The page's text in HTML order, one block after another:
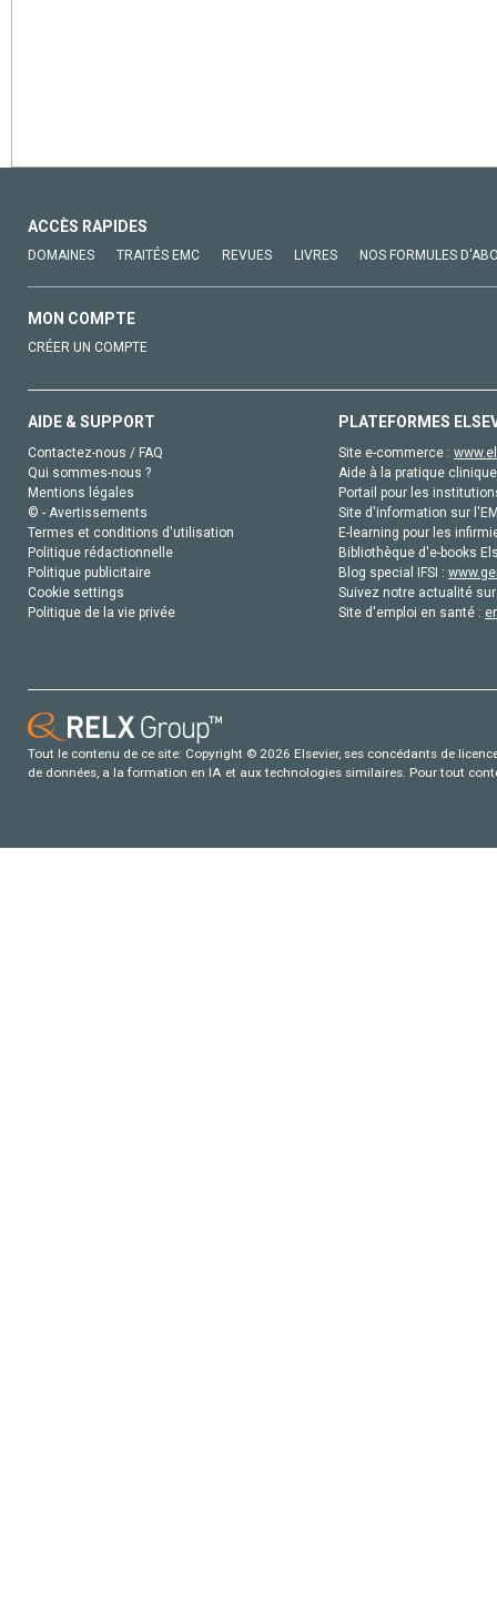
ACCÈS RAPIDES
DOMAINES TRAITÉS EMC REVUES LIVRES NOS FORMULES
MON COMPTE
CRÉER UN COMPTE
AIDE & SUPPORT
Contactez-nous / FAQ
Qui sommes-nous ?
Mentions légales
© - Avertissements
Termes et conditions d'utilisation
Politique rédactionnelle
Politique publicitaire
Cookie settings
Politique de la vie privée
PLATEFORMES
Site e-commerce :
Aide à la pratique
Portail pour les
Site d'information sur
E-learning pour les
Bibliothèque d'e-books
Blog special IFSI :
Suivez notre actualité
Site d'emploi en santé :
Tout le contenu de ce site: Copyright © 2026 Elsevier, ses concédants de
de données, a la formation en IA et aux technologies similaires. Pour tout